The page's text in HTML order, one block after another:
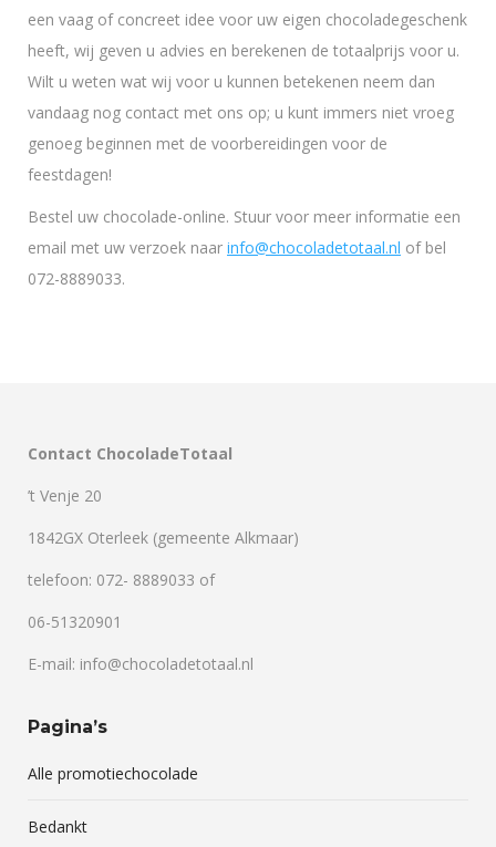
een vaag of concreet idee voor uw eigen chocoladegeschenk
heeft, wij geven u advies en berekenen de totaalprijs voor u.
Wilt u weten wat wij voor u kunnen betekenen neem dan
vandaag nog contact met ons op; u kunt immers niet vroeg
genoeg beginnen met de voorbereidingen voor de
feestdagen!
Bestel uw chocolade-online. Stuur voor meer informatie een
email met uw verzoek naar info@chocoladetotaal.nl of bel
072-8889033.
Contact ChocoladeTotaal
’t Venje 20
1842GX Oterleek (gemeente Alkmaar)
telefoon: 072- 8889033 of
06-51320901
E-mail: info@chocoladetotaal.nl
Pagina’s
Alle promotiechocolade
Bedankt